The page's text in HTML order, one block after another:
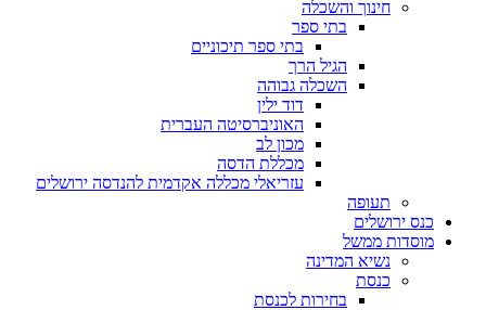
חינוך והשכלה
בתי ספר
בתי ספר תיכוניים
הגיל הרך
השכלה גבוהה
דוד ילין
האוניברסיטה העברית
מכון לב
מכללת הדסה
עזריאלי מכללה אקדמית להנדסה ירושלים
תעופה
כנס ירושלים
מוסדות ממשל
נשיא המדינה
כנסת
בחירות לכנסת